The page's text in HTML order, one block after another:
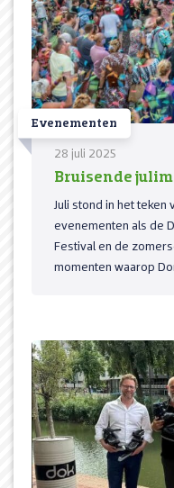
Evenementen
28 juli 2025
Bruisende
Juli stond in het
evenementen als de
Festival en de
momenten waarop